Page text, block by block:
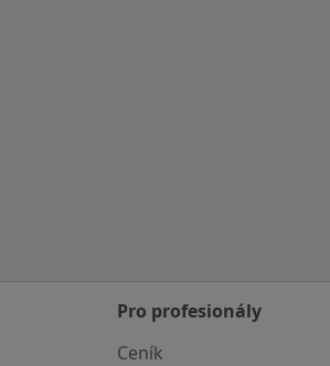
Pro profesionály
Ceník